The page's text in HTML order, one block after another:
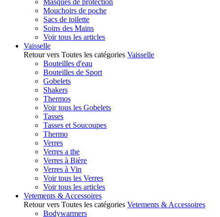
Masques de protection
Mouchoirs de poche
Sacs de toilette
Soins des Mains
Voir tous les articles
Vaisselle
Retour vers Toutes les catégories Vaisselle
Bouteilles d'eau
Bouteilles de Sport
Gobelets
Shakers
Thermos
Voir tous les Gobelets
Tasses
Tasses et Soucoupes
Thermo
Verres
Verres a the
Verres à Bière
Verres à Vin
Voir tous les Verres
Voir tous les articles
Vetements & Accessoires
Retour vers Toutes les catégories Vetements & Accessoires
Bodywarmers